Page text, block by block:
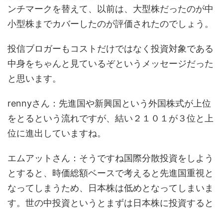
ンチマークを替えて、以前は、大型株だったのが中
小型株までカバーしたのが評価されたのでしょう。
投信ブロガーもコストだけではなく投資対象である
中身をちゃんと見ているぞというメッセージだった
と思います。
rennyさん：先進国や新興国という外国株式が上位
をとるという流れですが、結い２１０１が３位と上
位に進出していますね。
エムアットさん：そうですね国際分散投資をしよう
とすると、時価総額ベースで考えると先進国重視と
なってしまうため、日本株は低めとなってしまいま
す。世の中投資というとまずは日本株に投資すると